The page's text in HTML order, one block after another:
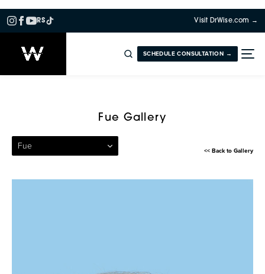
RS Visit DrWise.com →
SCHEDULE CONSULTATION →
Fue Gallery
Fue << Back to Gallery